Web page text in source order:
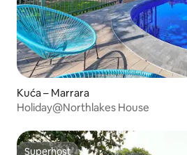
Kuća – Marrara
Holiday@Northlakes House
Superhost